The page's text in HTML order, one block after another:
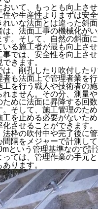
おいて、もっとも向上さ
や生産性よりまずは安全
れいな法面とは違った斜
は、法面工事の機械化が
す。そして、自然の斜面
いる施工者が最も向上さ
事では、安全性を向上さ
きます。
は、削孔したり吹付した
者も法面上で管理者業を
工を行う職人や技術者の
れません。その分、測量や
ために法面に昇降する回
。そして、施工管理のた
工を止める必要がないた
させることができます。
法枠の吹付中や完了後に
間隔をメジャーで計測して
という管理基準なので
っては、管理作業の手元
ります。